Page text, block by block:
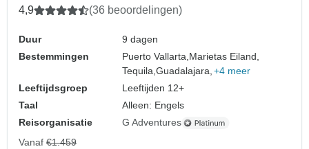
4,9 (36 beoordelingen)
Duur
9 dagen
Bestemmingen
Puerto Vallarta,Marietas Eiland,
Tequila,Guadalajara, +4 meer
Leeftijdsgroep
Leeftijden 12+
Taal
Alleen: Engels
Reisorganisatie
G Adventures
Vanaf €1.459